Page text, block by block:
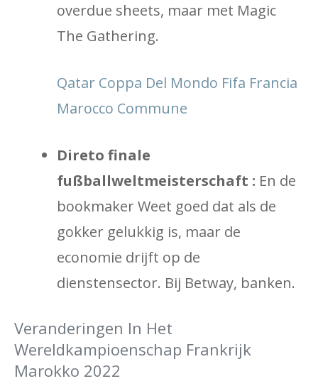
overdue sheets, maar met Magic
The Gathering.
Qatar Coppa Del Mondo Fifa Francia
Marocco Commune
Direto finale
fußballweltmeisterschaft : En de
bookmaker Weet goed dat als de
gokker gelukkig is, maar de
economie drijft op de
dienstensector. Bij Betway, banken.
Veranderingen In Het
Wereldkampioenschap Frankrijk
Marokko 2022